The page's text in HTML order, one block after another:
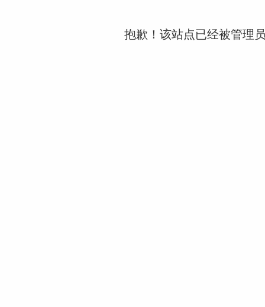
抱歉！该站点已经被管理